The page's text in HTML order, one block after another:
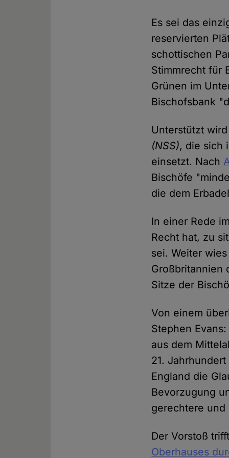
Es sei das
reservierten
schottischen
Stimmrecht für
Grünen im
Bischofsbank
Unterstützt
(NSS), die sich
einsetzt. Nach
Bischöfe
die dem
In einer Rede
Recht hat, zu
sei. Weiter
Großbritannien
Sitze der
Von einem
Stephen
aus dem
21.
England die
Bevorzugung
gerechtere und
Der Vorstoß
Oberhauses